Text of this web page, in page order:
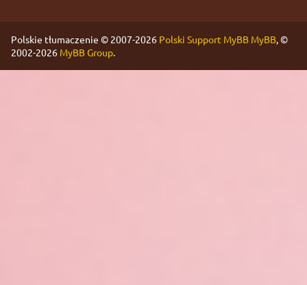
Polskie tłumaczenie © 2007-2026 Polski Support MyBB MyBB, ©
2002-2026 MyBB Group.